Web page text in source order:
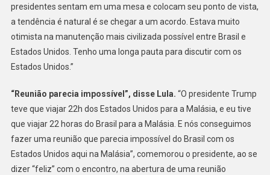
presidentes sentam em uma mesa e colocam seu ponto de vista,
a tendência é natural é se chegar a um acordo. Estava muito
otimista na manutenção mais civilizada possível entre Brasil e
Estados Unidos. Tenho uma longa pauta para discutir com os
Estados Unidos.”
“Reunião parecia impossível”, disse Lula. “O presidente Trump
teve que viajar 22h dos Estados Unidos para a Malásia, e eu tive
que viajar 22 horas do Brasil para a Malásia. E nós conseguimos
fazer uma reunião que parecia impossível do Brasil com os
Estados Unidos aqui na Malásia”, comemorou o presidente, ao se
dizer “feliz” com o encontro, na abertura de uma reunião